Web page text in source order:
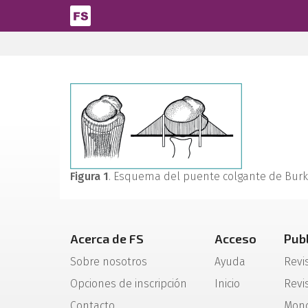
Pasar al contenido principal
Figura 1. Esquema del puente colgante de
Acerca de FS
Sobre nosotros
Opciones de inscripción
Acceso
Ayuda
Inicio